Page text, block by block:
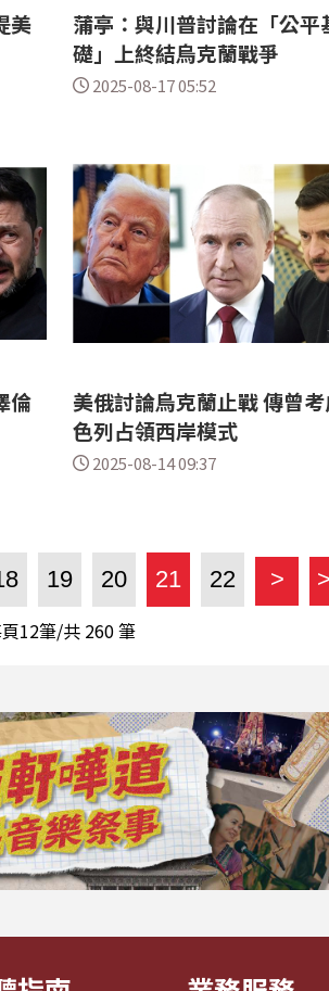
美
蒲亭：與川普討論在「公平
礎」上終結烏克蘭戰爭
2025-08-17 05:52
倫
美俄討論烏克蘭止戰 傳曾
色列占領西岸模式
2025-08-14 09:37
19 20 21 22 >
12筆/共 260筆